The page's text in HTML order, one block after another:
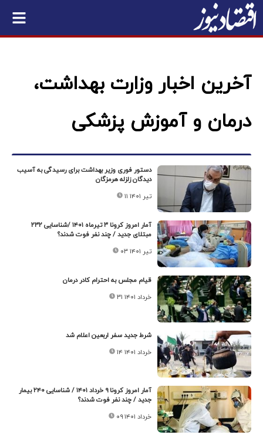
آخرین اخبار وزارت بهداشت،
درمان و آموزش پزشکی
دستور فوری وزیر بهداشت برای رسیدگی به آسیب
دیدگان زلزله هرمزگان
۱۱ تیر ۱۴۰۱
آمار امروز کرونا ۳ تیرماه ۱۴۰۱ /شناسایی ۲۳۲
مبتلای جدید / چند نفر فوت شدند؟
۰۳ تیر ۱۴۰۱
قیام مجلس به احترام کادر درمان
۳۱ خرداد ۱۴۰۱
شرط جدید سفر اربعین اعلام شد
۱۴ خرداد ۱۴۰۱
آمار امروز کرونا ۹ خرداد ۱۴۰۱ / شناسایی ۲۴۰ بیمار
جدید / چند نفر فوت شدند؟
۰۹ خرداد ۱۴۰۱